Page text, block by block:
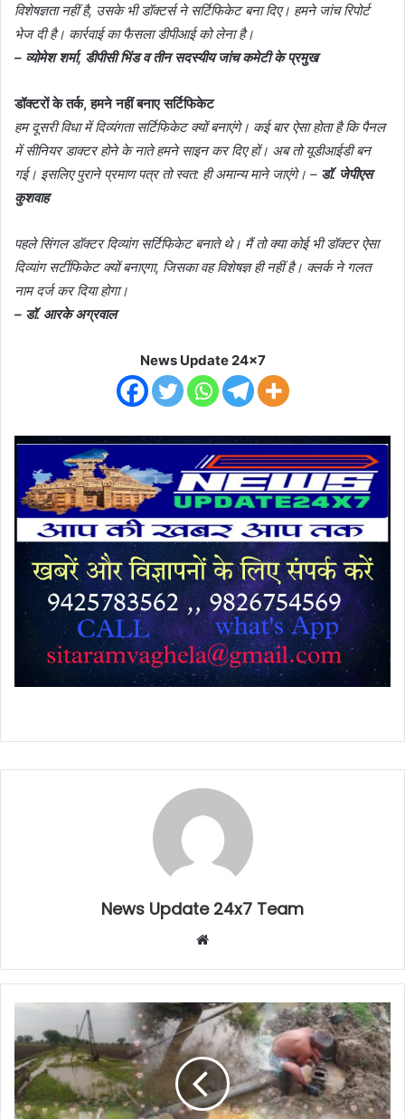
विशेषज्ञता नहीं है, उसके भी डॉक्टर्स ने सर्टिफिकेट बना दिए। हमने जांच रिपोर्ट
भेज दी है। कार्रवाई का फैसला डीपीआई को लेना है।
– व्योमेश शर्मा, डीपीसी भिंड व तीन सदस्यीय जांच कमेटी के प्रमुख
डॉक्टरों के तर्क, हमने नहीं बनाए सर्टिफिकेट
हम दूसरी विधा में दिव्यंगता सर्टिफिकेट क्यों बनाएंगे। कई बार ऐसा होता है कि पैनल
में सीनियर डाक्टर होने के नाते हमने साइन कर दिए हों। अब तो यूडीआईडी बन
गई। इसलिए पुराने प्रमाण पत्र तो स्वत: ही अमान्य माने जाएंगे। – डॉ. जेपीएस
कुशवाह
पहले सिंगल डॉक्टर दिव्यांग सर्टिफिकेट बनाते थे। मैं तो क्या कोई भी डॉक्टर ऐसा
दिव्यांग सर्टीफिकेट क्यों बनाएगा, जिसका वह विशेषज्ञ ही नहीं है। क्लर्क ने गलत
नाम दर्ज कर दिया होगा।
– डॉ. आरके अग्रवाल
News Update 24x7
News Update 24x7 Team
Website